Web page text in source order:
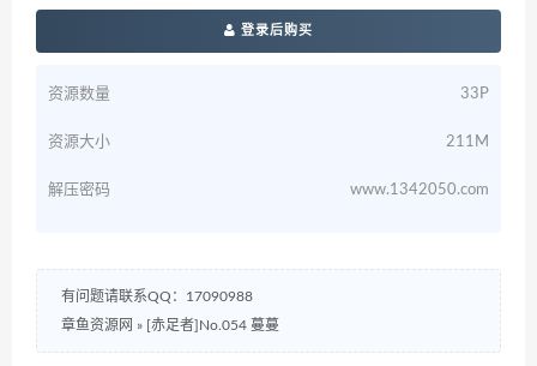
登录后购买
资源数量 33P
资源大小 211M
解压密码 www.1342050.com
有问题请联系QQ：17090988
章鱼资源网 » [赤足者]No.054 蔓蔓